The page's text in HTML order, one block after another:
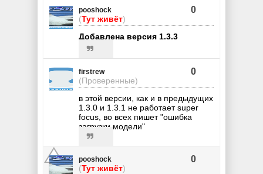
pooshock
(Тут живёт)
0
Добавлена версия 1.3.3
firstrew
(Проверенные)
0
в этой версии, как и в предыдущих
1.3.0 и 1.3.1 не работает super
focus, во всех пишет "ошибка
загрузки модели"
pooshock
(Тут живёт)
0